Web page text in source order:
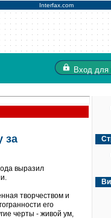
Interfax.com
Вход для
за
выразил
творчеством и
его
черты - живой ум,